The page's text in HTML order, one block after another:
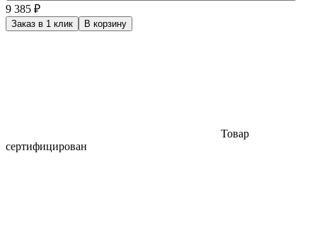
9 385 ₽
Заказ в 1 клик В корзину
Товар
сертифицирован